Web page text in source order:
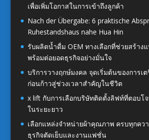
เพื่อเพิ่มโอกาสในการเข้าถึงลูกค้า
Nach der Übergabe: 6 praktische
Ruhestandshaus nahe Hua Hin
รับผลิตน้ำดื่ม OEM ทางเลือกที่ช่วยสร้าง
พร้อมต่อยอดธุรกิจอย่างมั่นใจ
บริการวางฤกษ์มงคล จุดเริ่มต้นของการเ
ก่อนก้าวสู่ช่วงเวลาสำคัญในชีวิต
x lift กับการเลือกบริษัทติดตั้งลิฟท์ที่ตอบโ
ในระยะยาว
เลือกแหล่งจำหน่ายผ้าคุณภาพ ครบทุกคว
ธุรกิจตัดเย็บและงานแฟชั่น